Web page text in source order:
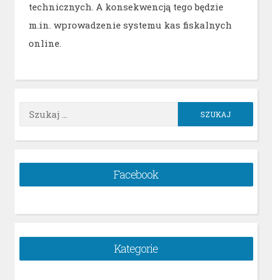
technicznych. A konsekwencją tego będzie
m.in. wprowadzenie systemu kas fiskalnych
online.
Szukaj:
Facebook
Kategorie